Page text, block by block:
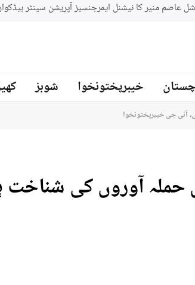
جنوبي افريقه کے سابق کرکټر مائیکل سمتھ
خیبرپختونخوا شوبز
آئی جی خیبرپختونخوا
حملہ آوروں کی شناخت